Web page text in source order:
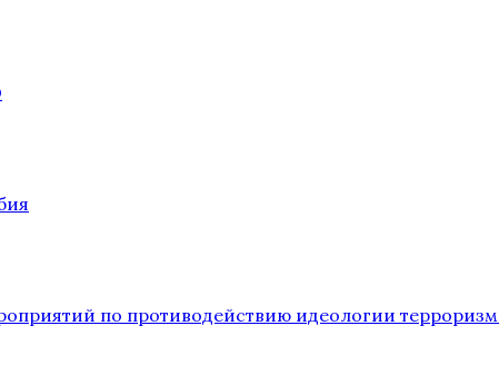
по противодействию идеологии